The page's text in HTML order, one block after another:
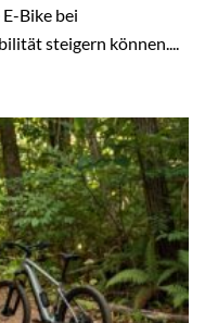
E-Bike bei
steigern können....